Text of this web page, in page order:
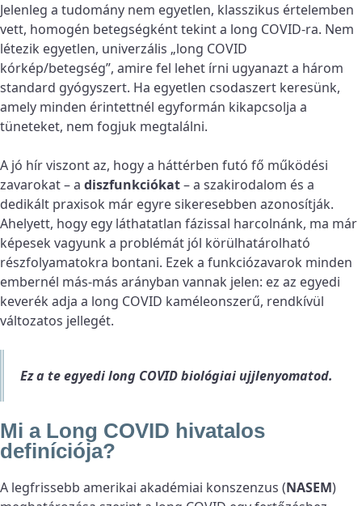
Jelenleg a tudomány nem egyetlen, klasszikus értelemben
vett, homogén betegségként tekint a long COVID-ra. Nem
létezik egyetlen, univerzális „long COVID
kórkép/betegség”, amire fel lehet írni ugyanazt a három
standard gyógyszert. Ha egyetlen csodaszert keresünk,
amely minden érintettnél egyformán kikapcsolja a
tüneteket, nem fogjuk megtalálni.
A jó hír viszont az, hogy a háttérben futó fő működési
zavarokat – a diszfunkciókat– a szakirodalom és a
dedikált praxisok már egyre sikeresebben azonosítják.
Ahelyett, hogy egy láthatatlan fázissal harcolnánk, ma már
képesek vagyunk a problémát jól körülhatárolható
részfolyamatokra bontani. Ezek a funkciózavarok minden
embernél más-más arányban vannak jelen: ez az egyedi
keverék adja a long COVID kaméleonszerű, rendkívül
változatos jellegét.
Ez a te egyedi long COVID biológiai ujjlenyomatod.
Mi a Long COVID hivatalos
definíciója?
A legfrissebb amerikai akadémiai konszenzus (NASEM)